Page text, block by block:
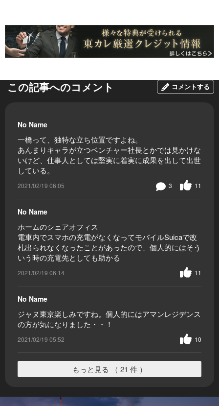
この記事へのコメント コメントする
No Name
一橋って、独特な立ち位置ですよね。
あんまりキャラが立つベンチャー社長とかでは見かけな
いけど、仕事人としては堅実に着実に成果を出して出世
している。
2021/02/19 06:05 11
3
No Name
ホームのシェアオフィス
電車内でスマホの充電がなくなってモバイルSuicaで改
札出られなくなったことがあったので、個人的にはそう
いう時の充電先としても助かる
2021/02/19 06:14 11
No Name
ジャヌ東京楽しみですね。個人的にはアマンレジデンス
の方が気になりました・・！
2021/02/19 05:52 10
もっと見る （ 21 件 ）